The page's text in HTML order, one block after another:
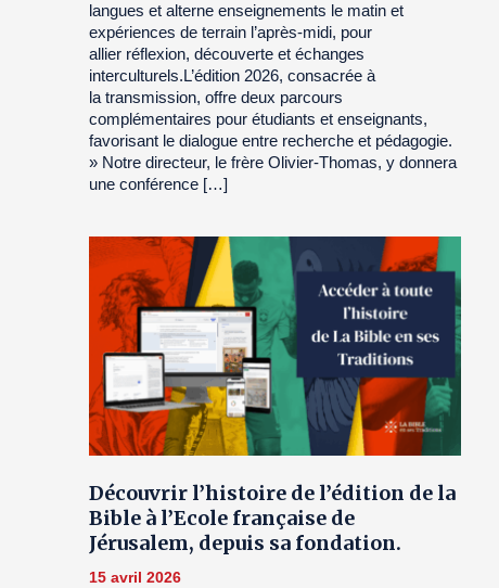
langues et alterne enseignements le matin et
expériences de terrain l’après-midi, pour
allier réflexion, découverte et échanges
interculturels.L’édition 2026, consacrée à
la transmission, offre deux parcours
complémentaires pour étudiants et enseignants,
favorisant le dialogue entre recherche et pédagogie.
» Notre directeur, le frère Olivier-Thomas, y donnera
une conférence […]
Découvrir l’histoire de l’édition de la
Bible à l’Ecole française de
Jérusalem, depuis sa fondation.
15 avril 2026